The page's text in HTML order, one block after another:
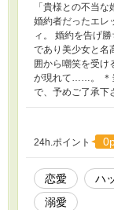
「貴様との不当
婚約者だったエレ
ィ。 婚約を告げ
であり美少女と名
囲から嘲笑を受け
が現れて……。 ＊
で、予めご了承下
24h.ポイント
恋愛 ハ
溺愛